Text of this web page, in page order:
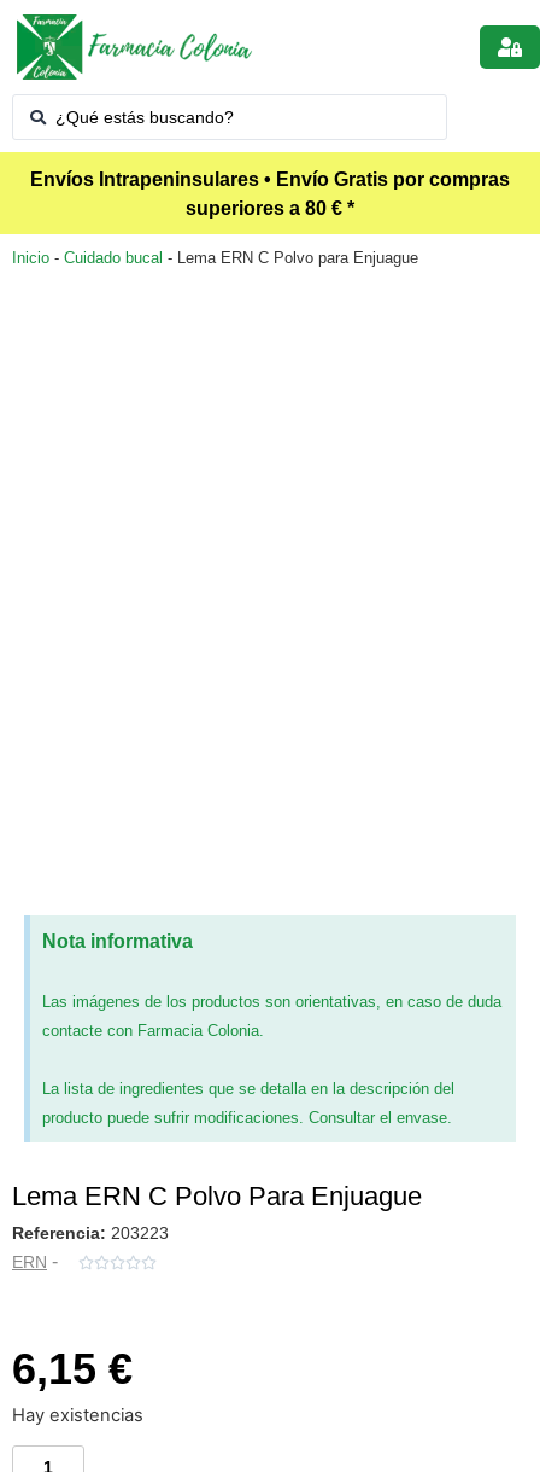
Envíos Intrapeninsulares • Envío Gratis por compras
superiores a 80 € *
Inicio - Cuidado bucal - Lema ERN C Polvo para Enjuague
Nota informativa
Las imágenes de los productos son orientativas, en caso de duda
contacte con Farmacia Colonia.
La lista de ingredientes que se detalla en la descripción del
producto puede sufrir modificaciones. Consultar el envase.
Lema ERN C Polvo Para Enjuague
Referencia: 203223
ERN - 
6,15 €
Hay existencias